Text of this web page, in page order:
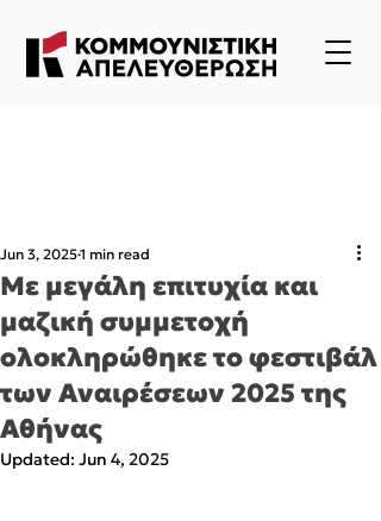
Με μεγάλη επιτυχία και
μαζική συμμετοχή
ολοκληρώθηκε το φεστιβάλ
των Αναιρέσεων 2025 της
Αθήνας
Jun 3, 20251 min read
Updated: Jun 4, 2025